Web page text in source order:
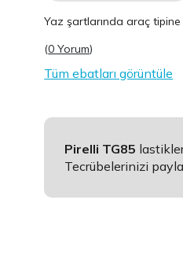
Yaz şartlarında araç
(0 Yorum)
Tüm ebatları görüntüle
Pirelli TG85
Tecrübelerinizi